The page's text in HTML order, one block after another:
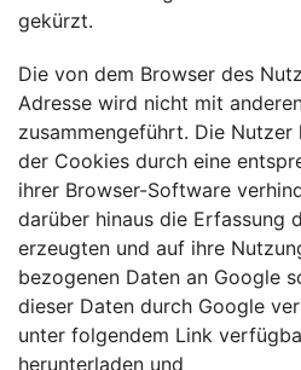
gekürzt.
Die von dem Browser des
Adresse wird nicht mit
zusammengeführt. Die Nutzer
der Cookies durch eine
ihrer Browser-Software
darüber hinaus die Erfassung
erzeugten und auf ihre
bezogenen Daten an Google
dieser Daten durch Google
unter folgendem Link
herunterladen und